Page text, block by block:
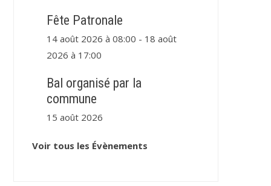
Fête Patronale
14 août 2026 à 08:00 - 18 août
2026 à 17:00
Bal organisé par la
commune
15 août 2026
Voir tous les Évènements